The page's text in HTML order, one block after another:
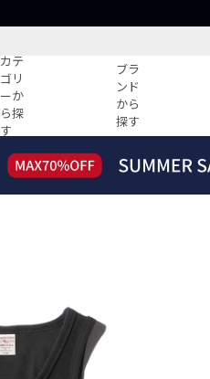
カテ
ゴリ
ーか
ら探
す
ブラ
ンド
から
探す
すべての記事
人気記事ランキング
バイヤーズ レコメンド